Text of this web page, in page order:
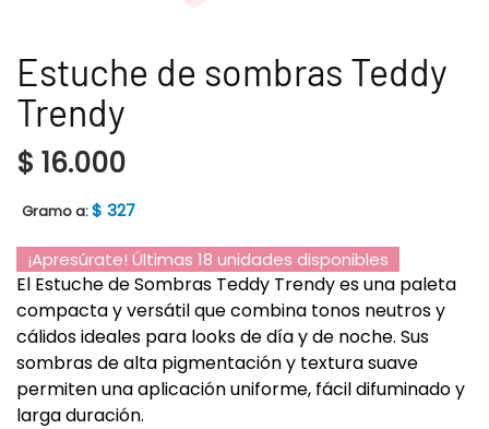
Estuche de sombras Teddy
Trendy
$ 16.000
Gramo a:$ 327
¡Apresúrate! Últimas 18 unidades disponibles
El Estuche de Sombras Teddy Trendy es una paleta
compacta y versátil que combina tonos neutros y
cálidos ideales para looks de día y de noche. Sus
sombras de alta pigmentación y textura suave
permiten una aplicación uniforme, fácil difuminado y
larga duración.